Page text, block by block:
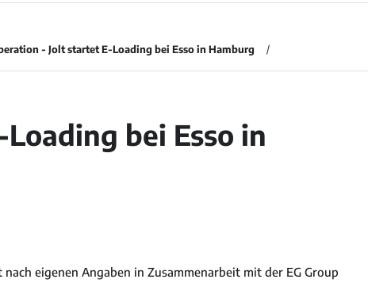
- Jolt startet E-Loading bei Esso in Hamburg
bei Esso in
eigenen Angaben in Zusammenarbeit mit der EG Group